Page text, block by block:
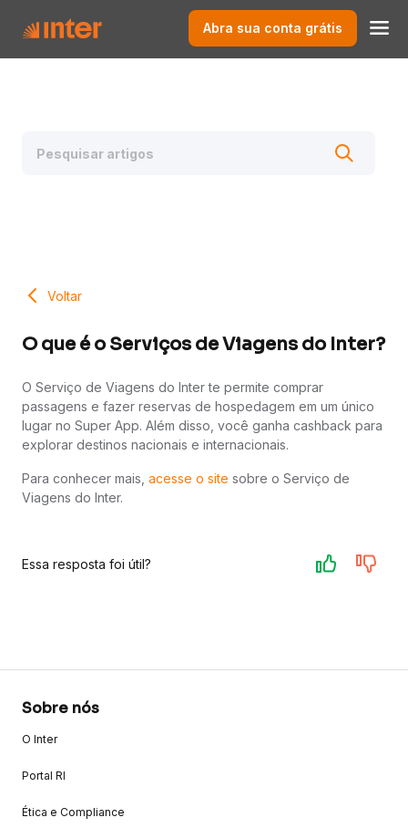
Abra sua conta grátis
Voltar
O que é o Serviços de Viagens do Inter?
O Serviço de Viagens do Inter te permite comprar
passagens e fazer reservas de hospedagem em um único
lugar no Super App. Além disso, você ganha cashback para
explorar destinos nacionais e internacionais.
Para conhecer mais, acesse o site sobre o Serviço de
Viagens do Inter.
Essa resposta foi útil?
Sobre nós
O Inter
Portal RI
Ética e Compliance